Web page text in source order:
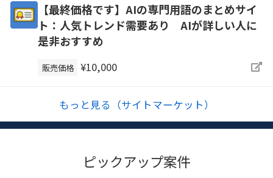
【最終価格です】AIの専門用語のまとめサイ
ト：人気トレンド需要あり AIが詳しい人に
是非おすすめ
販売価格 ¥10,000
もっと見る（サイトマーケット）
ピックアップ案件